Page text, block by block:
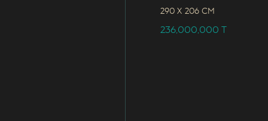
290 x 206 CM
236,000,000T